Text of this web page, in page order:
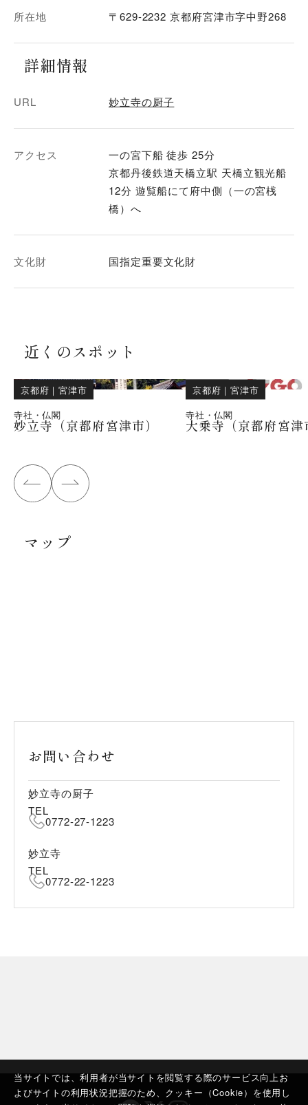
当サイトでは、利用者が当サイトを閲覧する際のサービス向上お
よびサイトの利用状況把握のため、クッキー（Cookie）を使用し
所在地 〒629-2232 京都府宮津市字中野268
詳細情報
URL 妙立寺の厨子
アクセス
一の宮下船 徒歩 25分
京都丹後鉄道天橋立駅 天橋立観光船
12分 遊覧船にて府中側（一の宮桟
橋）へ
文化財 国指定重要文化財
近くのスポット
京都府 ｜宮津市
寺社・仏閣
妙立寺（京都府宮津市）
京都府 ｜宮津市
寺社・仏閣
大乗寺（京都府宮津
マップ
お問い合わせ
妙立寺の厨子
TEL
0772-27-1223
妙立寺
TEL
0772-22-1223